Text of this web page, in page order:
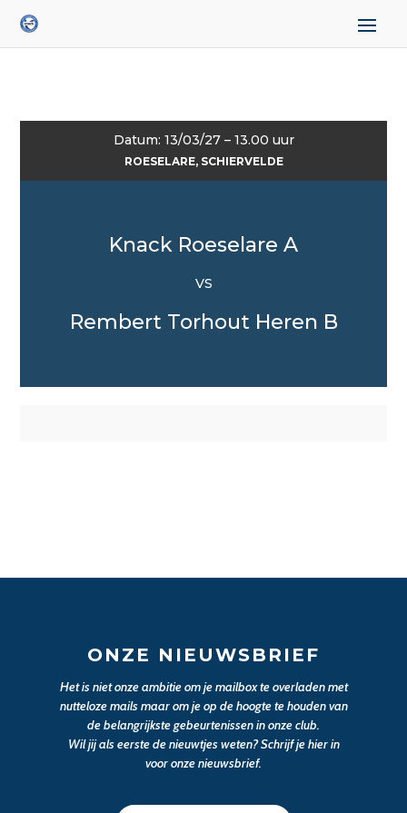
Datum: 13/03/27 – 13.00 uur
ROESELARE, SCHIERVELDE
Knack Roeselare A
VS
Rembert Torhout Heren B
ONZE NIEUWSBRIEF
Het is niet onze ambitie om je mailbox te overladen met
nutteloze mails maar om je op de hoogte te houden van
de belangrijkste gebeurtenissen in onze club.
Wil jij als eerste de nieuwtjes weten? Schrijf je hier in
voor onze nieuwsbrief.